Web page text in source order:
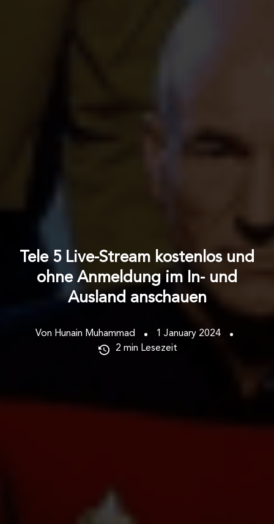
Tele 5 Live-Stream kostenlos und
ohne Anmeldung im In- und
Ausland anschauen
Von Hunain Muhammad
1 January 2024
2 min Lesezeit